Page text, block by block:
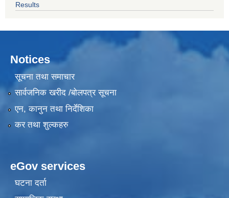
Results
Notices
सूचना तथा समाचार
सार्वजनिक खरीद /बोलपत्र सूचना
एन, कानुन तथा निर्देशिका
कर तथा शुल्कहरु
eGov services
घटना दर्ता